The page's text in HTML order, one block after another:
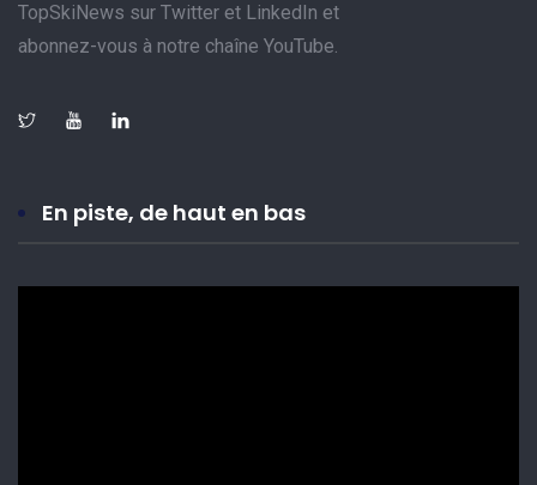
TopSkiNews sur Twitter et LinkedIn et
abonnez-vous à notre chaîne YouTube.
En piste, de haut en bas